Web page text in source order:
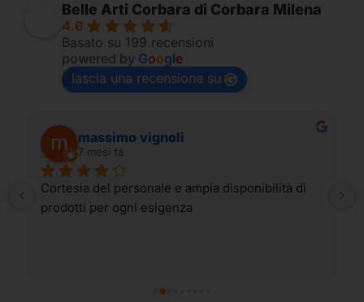
Belle Arti Corbara di Corbara Milena
4.6
Basato su 199 recensioni
powered by Google
lascia una recensione su
massimo vignoli
7 mesi fa
Cortesia del personale e ampia disponibilità di
prodotti per ogni esigenza